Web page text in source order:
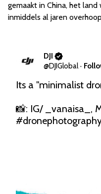
gemaakt in China, het
inmiddels al jaren
DJI
@DJIGlobal ·
Its a "minimalist